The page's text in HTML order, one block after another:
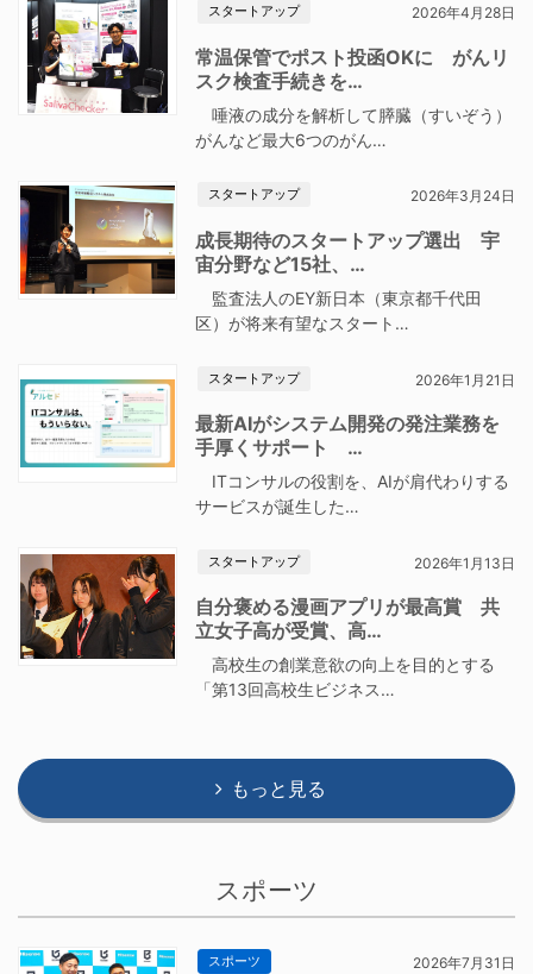
スタートアップ 2026年4月28日
常温保管でポスト投函OKに がんリ
スク検査手続きを…
唾液の成分を解析して膵臓（すいぞう）
がんなど最大6つのがん…
スタートアップ 2026年3月24日
成長期待のスタートアップ選出 宇
宙分野など15社、…
監査法人のEY新日本（東京都千代田
区）が将来有望なスタート…
スタートアップ 2026年1月21日
最新AIがシステム開発の発注業務を
手厚くサポート …
ITコンサルの役割を、AIが肩代わりする
サービスが誕生した…
スタートアップ 2026年1月13日
自分褒める漫画アプリが最高賞 共
立女子高が受賞、高…
高校生の創業意欲の向上を目的とする
「第13回高校生ビジネス…
もっと見る
スポーツ
スポーツ 2026年7月31日